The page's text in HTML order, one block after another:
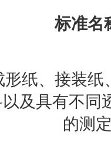
标准名
形纸、接装纸
及具有不同
的测